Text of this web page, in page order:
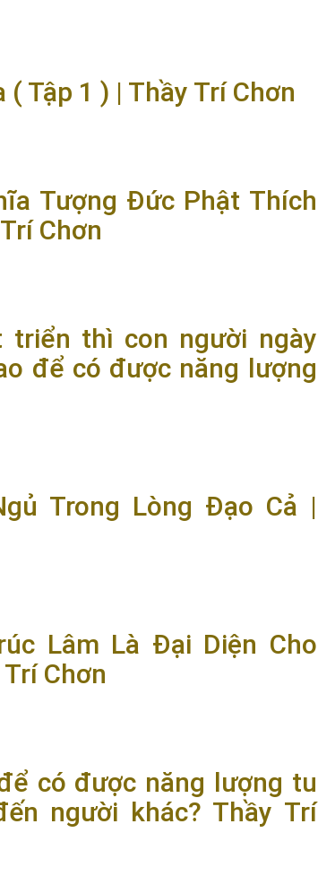
Tập 1 ) | Thầy Trí Chơn
Tượng Đức Phật Thích
Chơn
triển thì con người ngày
để có được năng lượng
Trong Lòng Đạo Cả |
Lâm Là Đại Diện Cho
Chơn
có được năng lượng tu
người khác? Thầy Trí